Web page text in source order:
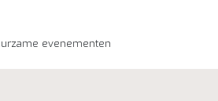
evenementen